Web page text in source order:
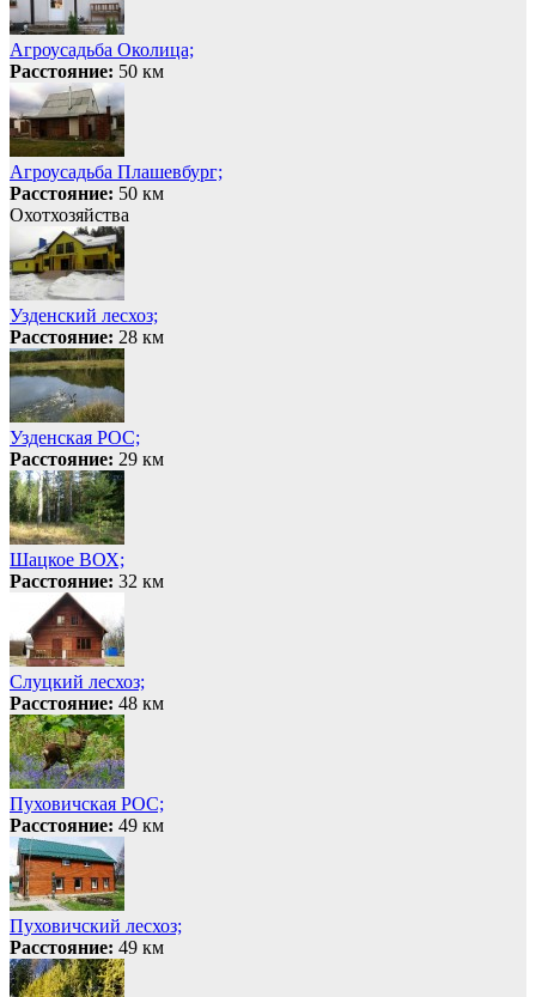
Агроусадьба Околица;
Расстояние: 50 км
Агроусадьба Плашевбург;
Расстояние: 50 км
Охотхозяйства
Узденский лесхоз;
Расстояние: 28 км
Узденская РОС;
Расстояние: 29 км
Шацкое ВОХ;
Расстояние: 32 км
Слуцкий лесхоз;
Расстояние: 48 км
Пуховичская РОС;
Расстояние: 49 км
Пуховичский лесхоз;
Расстояние: 49 км